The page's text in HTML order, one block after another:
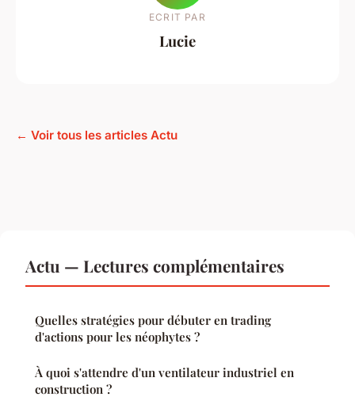
ECRIT PAR
Lucie
← Voir tous les articles Actu
Actu — Lectures complémentaires
Quelles stratégies pour débuter en trading
d'actions pour les néophytes ?
À quoi s'attendre d'un ventilateur industriel en
construction ?